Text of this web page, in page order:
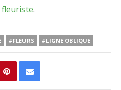
.
#FLEURS #LIGNE OBLIQUE